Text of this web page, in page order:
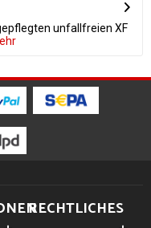
unfallfreien XF
RECHTLICHES